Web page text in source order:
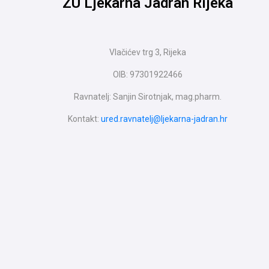
Vlačićev trg 3, Rijeka
OIB: 97301922466
Ravnatelj: Sanjin Sirotnjak, mag.pharm.
Kontakt: ured.ravnatelj@ljekarna-jadran.hr